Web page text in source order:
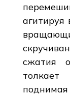
сжатия